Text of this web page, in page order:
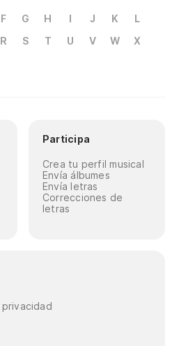
F G H I J K
L
R S T U V W
X
Participa
Crea tu perfil musical
Envía álbumes
Envía letras
Correcciones de
letras